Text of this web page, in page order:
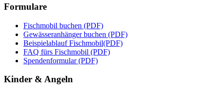
Formulare
Fischmobil buchen (PDF)
Gewässeranhänger buchen (PDF)
Beispielablauf Fischmobil(PDF)
FAQ fürs Fischmobil (PDF)
Spendenformular (PDF)
Kinder & Angeln